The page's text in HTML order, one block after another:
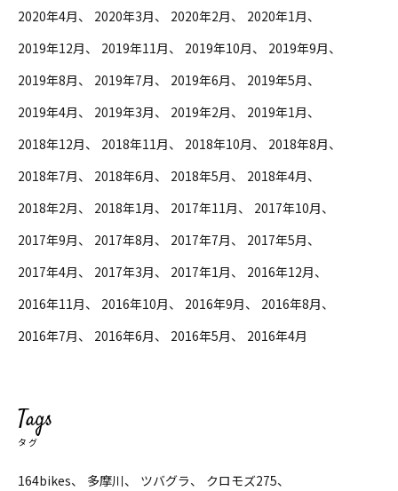
2020年4月 2020年3月 2020年2月
2020年1月
2019年12月
2019年11月 2019年10月
2019年9月
2019年8月
2019年7月 2019年6月
2019年5月
2019年4月
2019年3月 2019年2月
2019年1月
2018年12月
2018年11月 2018年10月
2018年8月
2018年7月
2018年6月 2018年5月
2018年4月
2018年2月
2018年1月 2017年11月
2017年10月
2017年9月
2017年8月 2017年7月
2017年5月
2017年4月
2017年3月 2017年1月
2016年12月
2016年11月
2016年10月 2016年9月
2016年8月
2016年7月
2016年6月 2016年5月 2016年4月
Tags
タグ
164bikes 多摩川 ツバグラ
クロモズ275